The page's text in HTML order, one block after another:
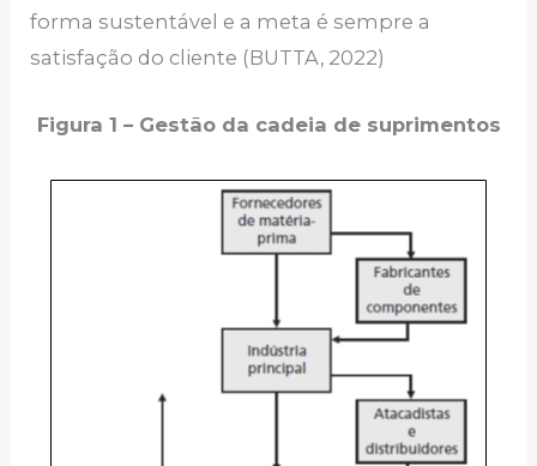
forma sustentável e a meta é sempre a
satisfação do cliente (BUTTA, 2022)
Figura 1 – Gestão da cadeia de suprimentos